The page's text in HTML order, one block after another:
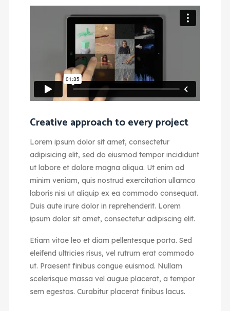
Creative approach to every project
Lorem ipsum dolor sit amet, consectetur
adipisicing elit, sed do eiusmod tempor incididunt
ut labore et dolore magna aliqua. Ut enim ad
minim veniam, quis nostrud exercitation ullamco
laboris nisi ut aliquip ex ea commodo consequat.
Duis aute irure dolor in reprehenderit. Lorem
ipsum dolor sit amet, consectetur adipiscing elit.
Etiam vitae leo et diam pellentesque porta. Sed
eleifend ultricies risus, vel rutrum erat commodo
ut. Praesent finibus congue euismod. Nullam
scelerisque massa vel augue placerat, a tempor
sem egestas. Curabitur placerat finibus lacus.